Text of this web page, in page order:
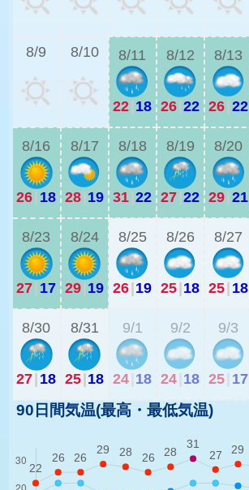
8/9 8/10 8/11
22|18
8/12
26|22
8/13
26|22
8/16
26| 18
8/17
28|19
8/18
31|22
8/19
27|22
8/20
29|21
8/23
27| 17
8/24
29|19
8/25
26|19
8/26
25|18
8/27
25| 18
8/30
27| 18
8/31
25|18
9/1
24 18
9/2
24 18
9/3
25 17
90日間気温(最高・最低気温)